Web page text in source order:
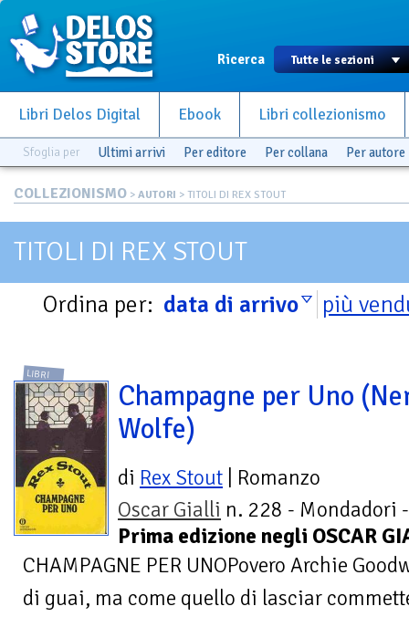
Ricerca
Libri Delos Digital Ebook Libri collezionismo
Sfoglia per Ultimi arrivi Per editore Per collana Per autore
COLLEZIONISMO > AUTORI > TITOLI DI REX STOUT
TITOLI DI REX STOUT
Ordina per: data di arrivo più
LIBRI
Champagne per Uno
Wolfe)
di Rex Stout | Romanzo
Oscar Gialli n. 228 - Mondadori -
Prima edizione negli OSCAR
CHAMPAGNE PER UNOPovero Archie
di guai, ma come quello di lasciar